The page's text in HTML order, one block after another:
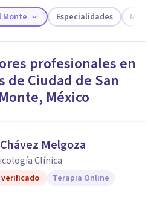
cuestionario
Monte Especialidades
profesionales en
de Ciudad de San
, México
Melgoza
Clínica
verificado Terapia Online